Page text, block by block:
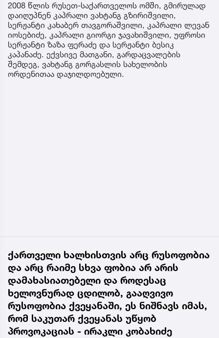
2008 წლის რუსეთ-საქართველოს ომში, გმირულად
დაიღუპნენ კაპრალი ვახტანგ გზირიშვილი,
სერჟანტი კახაბერ თავგორაშვილი, კაპრალი ლევან
იოსებიძე, კაპრალი გიორგი ჯავახიშვილი, უფროსი
სერჟანტი ზაზა ფერაძე და სერჟანტი ბესიკ
კაპანაძე. ექვსივე მათგანი, გარდაცვალების
შემდეგ, ვახტანგ გორგასლის სახელობის
ორდენითაა დაჯილდოებული.
ქართველი ხალხისთვის არც რუსოფობია
და არც რაიმე სხვა ფობია არ არის
დამახასიათებელი და როდესაც
ხელოვნურად ცდილობ, გააღვივო
რუსოფობია ქვეყანაში, ეს ნიშნავს იმას,
რომ საკუთარ ქვეყანას უწყობ
პროვოკაციას - ირაკლი კობახიძე